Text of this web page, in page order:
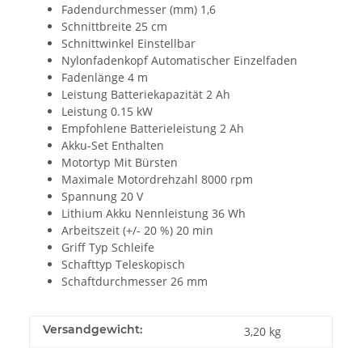
Fadendurchmesser (mm) 1,6
Schnittbreite 25 cm
Schnittwinkel Einstellbar
Nylonfadenkopf Automatischer Einzelfaden
Fadenlänge 4 m
Leistung Batteriekapazität 2 Ah
Leistung 0.15 kW
Empfohlene Batterieleistung 2 Ah
Akku-Set Enthalten
Motortyp Mit Bürsten
Maximale Motordrehzahl 8000 rpm
Spannung 20 V
Lithium Akku Nennleistung 36 Wh
Arbeitszeit (+/- 20 %) 20 min
Griff Typ Schleife
Schafttyp Teleskopisch
Schaftdurchmesser 26 mm
Versandgewicht: 3,20 kg